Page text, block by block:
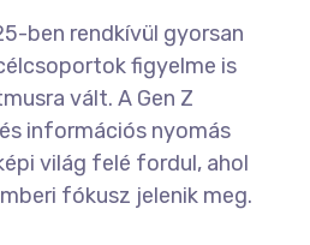
ben rendkívül gyorsan
figyelme is
vált. A Gen Z
információs nyomás
világ felé fordul, ahol
fókusz jelenik meg.